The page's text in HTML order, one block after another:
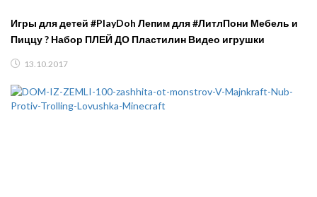
Игры для детей #PlayDoh Лепим для #ЛитлПони Мебель и
Пиццу ? Набор ПЛЕЙ ДО Пластилин Видео игрушки
13.10.2017